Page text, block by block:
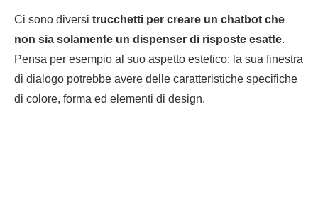
Ci sono diversi trucchetti per creare un chatbot che
non sia solamente un dispenser di risposte esatte.
Pensa per esempio al suo aspetto estetico: la sua finestra
di dialogo potrebbe avere delle caratteristiche specifiche
di colore, forma ed elementi di design.